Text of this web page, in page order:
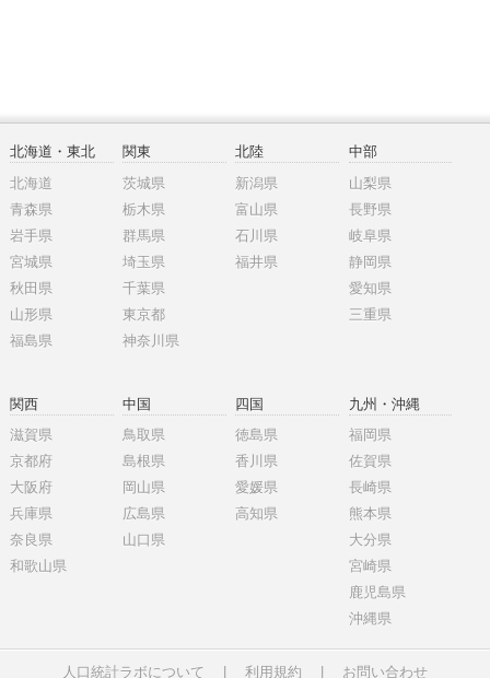
北海道・東北
北海道
青森県
岩手県
宮城県
秋田県
山形県
福島県
関東
茨城県
栃木県
群馬県
埼玉県
千葉県
東京都
神奈川県
北陸
新潟県
富山県
石川県
福井県
中部
山梨県
長野県
岐阜県
静岡県
愛知県
三重県
関西
滋賀県
京都府
大阪府
兵庫県
奈良県
和歌山県
中国
鳥取県
島根県
岡山県
広島県
山口県
四国
徳島県
香川県
愛媛県
高知県
九州・沖縄
福岡県
佐賀県
長崎県
熊本県
大分県
宮崎県
鹿児島県
沖縄県
人口統計ラボについて 利用規約 お問い合わせ